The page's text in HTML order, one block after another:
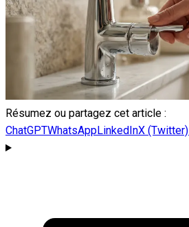
Résumez ou partagez cet article :
ChatGPTWhatsAppLinkedInX (Twitter)